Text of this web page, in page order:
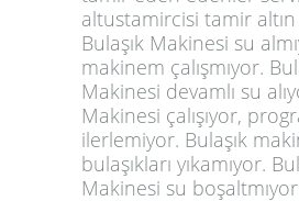
altustamircisi tamir
Bulaşık Makinesi su
makinem çalışmıyor.
Makinesi devamlı su
Makinesi çalışıyor,
ilerlemiyor. Bulaşık
bulaşıkları yıkamıyor.
Makinesi su